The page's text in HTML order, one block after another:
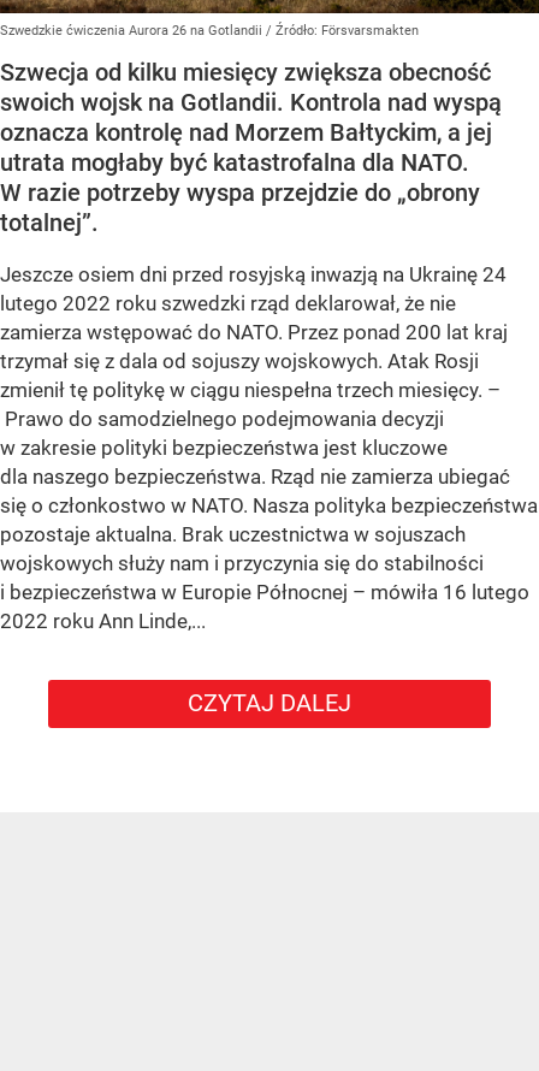
Szwedzkie ćwiczenia Aurora 26 na Gotlandii / Źródło: Försvarsmakten
Szwecja od kilku miesięcy zwiększa obecność
swoich wojsk na Gotlandii. Kontrola nad wyspą
oznacza kontrolę nad Morzem Bałtyckim, a jej
utrata mogłaby być katastrofalna dla NATO.
W razie potrzeby wyspa przejdzie do „obrony
totalnej”.
Jeszcze osiem dni przed rosyjską inwazją na Ukrainę 24
lutego 2022 roku szwedzki rząd deklarował, że nie
zamierza wstępować do NATO. Przez ponad 200 lat kraj
trzymał się z dala od sojuszy wojskowych. Atak Rosji
zmienił tę politykę w ciągu niespełna trzech miesięcy. –
Prawo do samodzielnego podejmowania decyzji
w zakresie polityki bezpieczeństwa jest kluczowe
dla naszego bezpieczeństwa. Rząd nie zamierza ubiegać
się o członkostwo w NATO. Nasza polityka bezpieczeństwa
pozostaje aktualna. Brak uczestnictwa w sojuszach
wojskowych służy nam i przyczynia się do stabilności
i bezpieczeństwa w Europie Północnej – mówiła 16 lutego
2022 roku Ann Linde,...
CZYTAJ DALEJ